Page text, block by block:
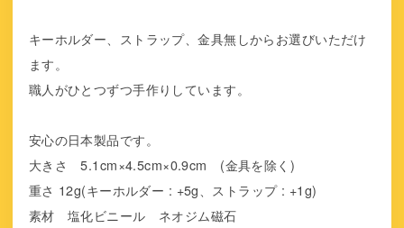
キーホルダー、ストラップ、金具無しからお選びいただけ
ます。
職人がひとつずつ手作りしています。
安心の日本製品です。
大きさ 5.1cm×4.5cm×0.9cm (金具を除く)
重さ 12g(キーホルダー : +5g、ストラップ : +1g)
素材 塩化ビニール ネオジム磁石